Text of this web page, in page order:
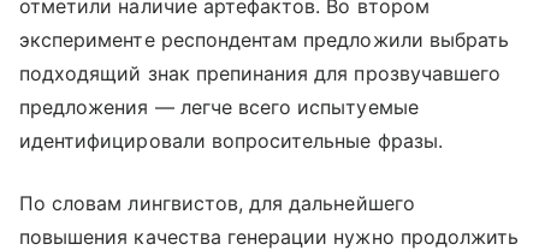
отметили наличие артефактов. Во втором
эксперименте респондентам предложили выбрать
подходящий знак препинания для прозвучавшего
предложения — легче всего испытуемые
идентифицировали вопросительные фразы.
По словам лингвистов, для дальнейшего
повышения качества генерации нужно продолжить